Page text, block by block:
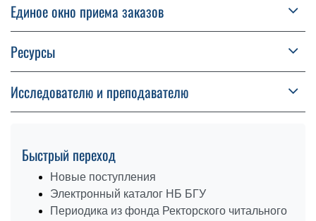
Единое окно приема заказов
Ресурсы
Исследователю и преподавателю
Быстрый переход
Новые поступления
Электронный каталог НБ БГУ
Периодика из фонда Ректорского читального